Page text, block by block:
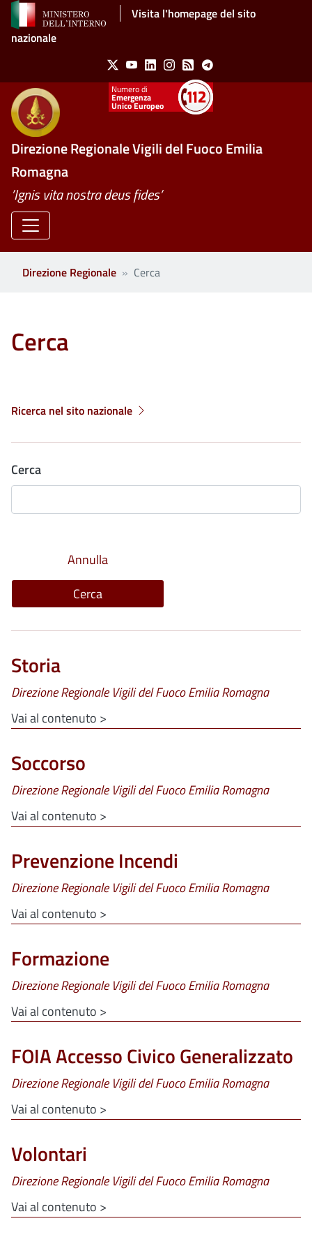
Salta al contenuto principaleVisita l'homepage del sito
nazionale
Social Menu
X YoutubeLinkedinInstagram
Feed Telegram
Emergenza
Unico Europeo
Direzione Regionale Vigili del Fuoco Emilia
Romagna
’Ignis vita nostra deus fides’
Direzione Regionale Cerca
Cerca
Ricerca nel sito nazionale
Cerca
Storia
Direzione Regionale Vigili del Fuoco Emilia Romagna
Vai al contenuto >
Soccorso
Direzione Regionale Vigili del Fuoco Emilia Romagna
Vai al contenuto >
Prevenzione Incendi
Direzione Regionale Vigili del Fuoco Emilia Romagna
Vai al contenuto >
Formazione
Direzione Regionale Vigili del Fuoco Emilia Romagna
Vai al contenuto >
FOIA Accesso Civico Generalizzato
Direzione Regionale Vigili del Fuoco Emilia Romagna
Vai al contenuto >
Volontari
Direzione Regionale Vigili del Fuoco Emilia Romagna
Vai al contenuto >